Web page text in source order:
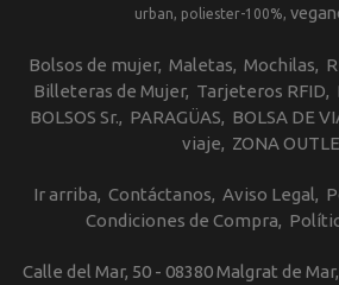
urban
poliester-100%
Bolsos de mujer Maletas Mochilas
Billeteras de Mujer Tarjeteros RFID
BOLSOS Sr.
PARAGÜAS BOLSA DE
viaje
ZONA
Ir arriba Contáctanos Aviso Legal
Condiciones de Compra
Calle del Mar, 50 - 08380 Malgrat de